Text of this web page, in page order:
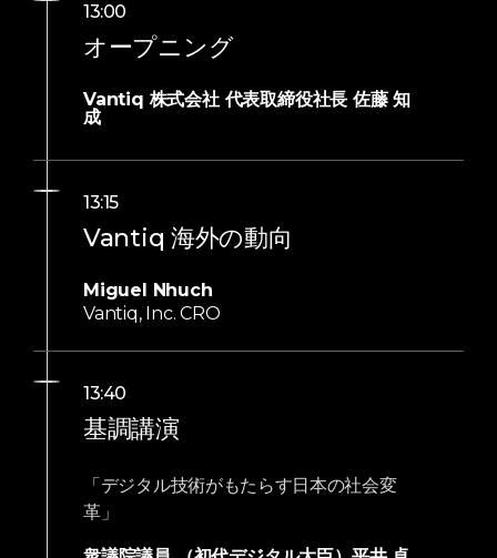
13:00
オープニング
Vantiq 株式会社 代表取締役社⻑ 佐藤 知
成
13:15
Vantiq 海外の動向
Miguel Nhuch
Vantiq, Inc. CRO
13:40
基調講演
「デジタル技術がもたらす日本の社会変
革」